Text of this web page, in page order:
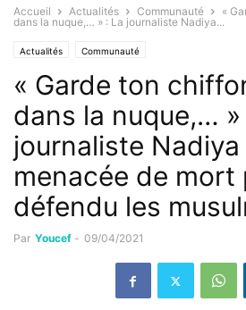
Accueil Actualités Communauté
«
dans la nuque,… » : La journaliste Nadiya...
Actualités Communauté
« Garde ton
dans la nuque,… »
journaliste
menacée de mort
défendu les
Par Youcef - 09/04/2021